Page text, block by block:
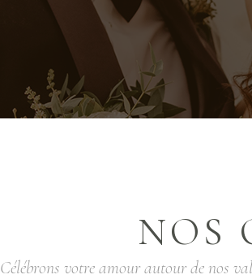
NOS
Célébrons votre amour autour de nos